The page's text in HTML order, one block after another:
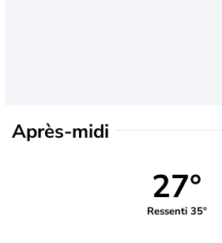
Après-midi
27°
Ressenti 35°